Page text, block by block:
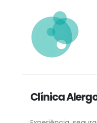
Clínica